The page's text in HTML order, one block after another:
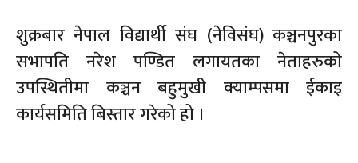
शुक्रबार नेपाल विद्यार्थी संघ (नेविसंघ) कञ्चनपुरका
सभापति नरेश पण्डित लगायतका नेताहरुको
उपस्थितीमा कञ्चन बहुमुखी क्याम्पसमा ईकाइ
कार्यसमिति बिस्तार गरेको हो ।